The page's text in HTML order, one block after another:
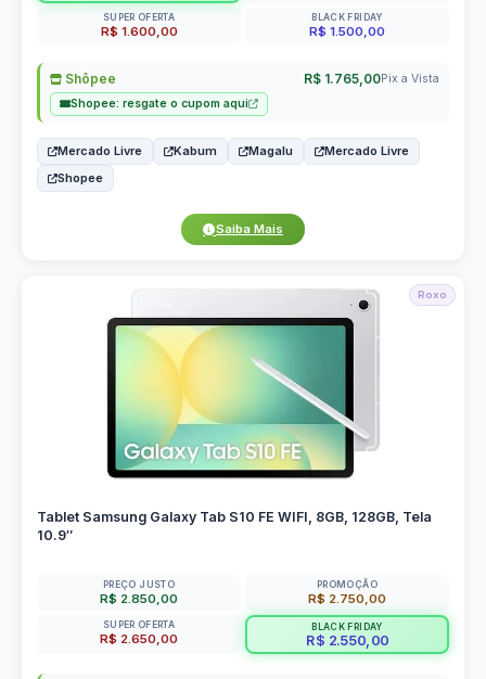
SUPER OFERTA
R$ 1.600,00
BLACK FRIDAY
R$ 1.500,00
Shôpee R$ 1.765,00Pix a Vista
Shopee: resgate o cupom aqui
Mercado Livre Kabum Magalu
Mercado Livre
Shopee
Saiba Mais
Roxo
Tablet Samsung Galaxy Tab S10 FE WIFI, 8GB, 128GB, Tela
10.9″
PREÇO JUSTO
R$ 2.850,00
PROMOÇÃO
R$ 2.750,00
SUPER OFERTA
R$ 2.650,00
BLACK FRIDAY
R$ 2.550,00